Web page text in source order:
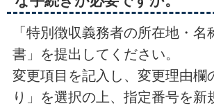
「特別徴収義務者の所在地・名
書」を提出してください。
変更項目を記入し、変更理由欄
り」を選択の上、指定番号を新